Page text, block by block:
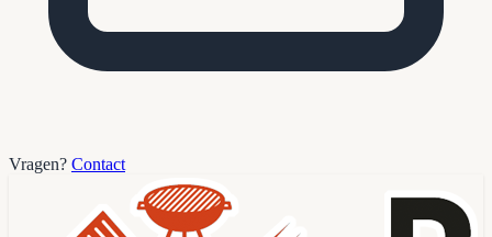
Vragen? Contact